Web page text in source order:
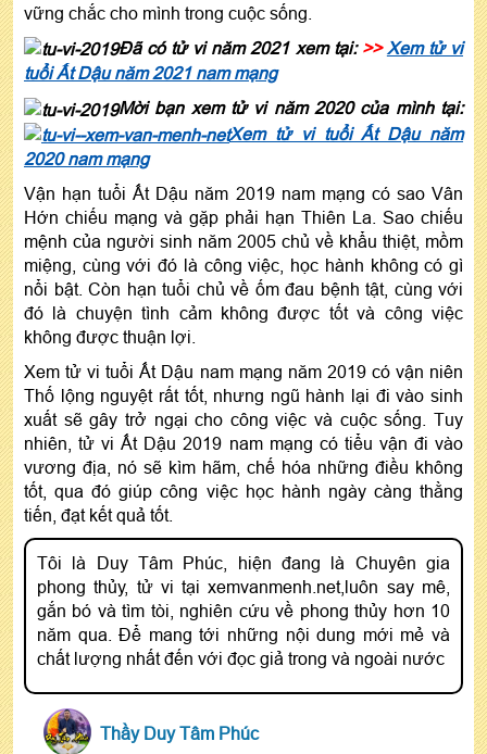
vững chắc cho mình trong cuộc sống.
Đã có tử vi năm 2021 xem tại: >> Xem tử vi
tuổi Ất Dậu năm 2021 nam mạng
Mời bạn xem tử vi năm 2020 của mình tại:
Xem tử vi tuổi Ất Dậu năm
2020 nam mạng
Vận hạn tuổi Ất Dậu năm 2019 nam mạng có sao Vân
Hớn chiếu mạng và gặp phải hạn Thiên La. Sao chiếu
mệnh của người sinh năm 2005 chủ về khẩu thiệt, mồm
miệng, cùng với đó là công việc, học hành không có gì
nổi bật. Còn hạn tuổi chủ về ốm đau bệnh tật, cùng với
đó là chuyện tình cảm không được tốt và công việc
không được thuận lợi.
Xem tử vi tuổi Ất Dậu nam mạng năm 2019 có vận niên
Thố lộng nguyệt rất tốt, nhưng ngũ hành lại đi vào sinh
xuất sẽ gây trở ngại cho công việc và cuộc sống. Tuy
nhiên, tử vi Ất Dậu 2019 nam mạng có tiểu vận đi vào
vương địa, nó sẽ kìm hãm, chế hóa những điều không
tốt, qua đó giúp công việc học hành ngày càng thằng
tiến, đạt kết quả tốt.
Tôi là Duy Tâm Phúc, hiện đang là Chuyên gia
phong thủy, tử vi tại xemvanmenh.net,luôn say mê,
gắn bó và tìm tòi, nghiên cứu về phong thủy hơn 10
năm qua. Để mang tới những nội dung mới mẻ và
chất lượng nhất đến với đọc giả trong và ngoài nước
Thầy Duy Tâm Phúc